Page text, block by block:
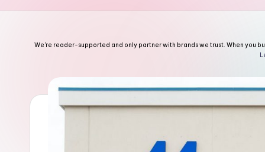
p
o
e
ofertas
y
We're reader-supported and only partner with brands we trust. When you